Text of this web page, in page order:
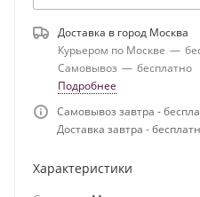
Доставка в город Москва
Курьером по Москве —
Самовывоз — бесплатно
Подробнее
Самовывоз завтра -
Доставка завтра -
Характеристики